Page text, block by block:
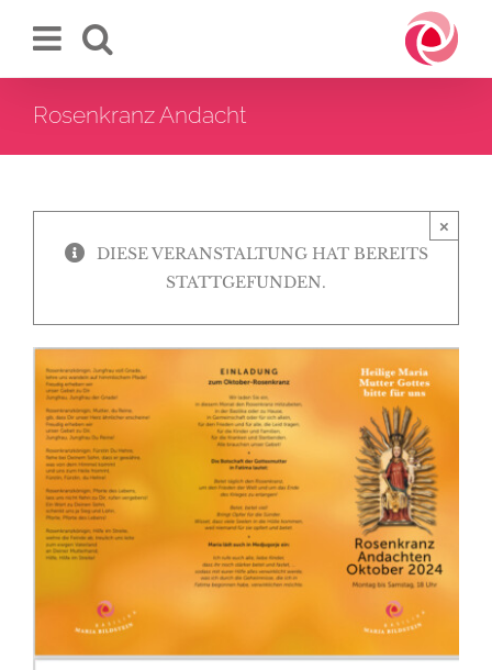
Inhalt
Rosenkranz Andacht
×
DIESE VERANSTALTUNG HAT BEREITS
STATTGEFUNDEN.